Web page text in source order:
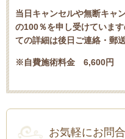
当日キャンセルや無断キャ
の100％を申し受けていま
ての詳細は後日ご連絡・郵
※自費施術料金 6,600円
お気軽にお問